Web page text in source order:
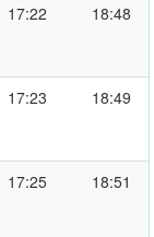
17:22 18:48
17:23 18:49
17:25 18:51